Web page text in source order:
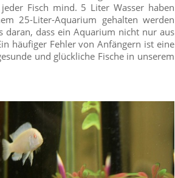
Fisch mind. 5 Liter Wasser haben
25-Liter-Aquarium gehalten werden
daran, dass ein Aquarium nicht nur aus
häufiger Fehler von Anfängern ist eine
und glückliche Fische in unserem